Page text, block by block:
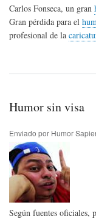
Carlos Fonseca, un gran
Gran pérdida para el
profesional de la
Humor sin visa
Enviado por Humor
Según fuentes oficiales,